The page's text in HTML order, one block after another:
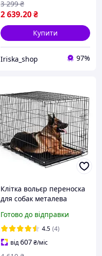
2 639.20₴
3 299 ₴
Купити
Iriska_shop 97%
Клітка вольєр переноска
для собак металева
та великих порід Розмір
107x71x77 см
Готово до відправки
4.5 (4)
від607₴/міс